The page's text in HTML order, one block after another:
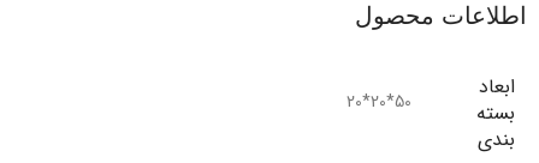
اطلاعات محصول
ابعاد
بسته
بندی
50*20*20